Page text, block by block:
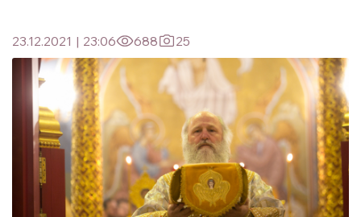
23.12.2021 | 23:06 688 25